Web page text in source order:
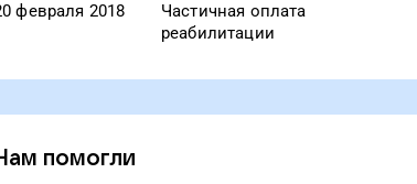
февраля 2018
Частичная оплата
реабилитации
помогли